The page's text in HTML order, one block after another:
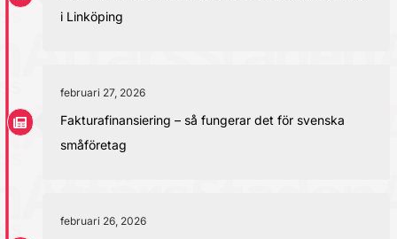
i Linköping
februari 27, 2026
Fakturafinansiering – så fungerar det för svenska
småföretag
februari 26, 2026